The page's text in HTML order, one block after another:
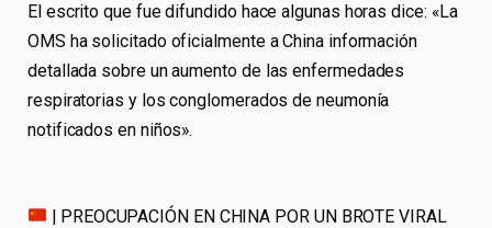
El escrito que fue difundido hace algunas horas dice: «La
OMS ha solicitado oficialmente a China información
detallada sobre un aumento de las enfermedades
respiratorias y los conglomerados de neumonía
notificados en niños».
| PREOCUPACIÓN EN CHINA POR UN BROTE VIRAL